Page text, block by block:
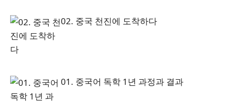
02. 중국 천진에 도착하다
01. 중국어 독학 1년 과정과 결과